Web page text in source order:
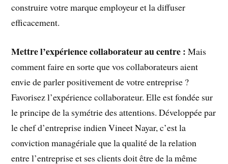
construire votre marque employeur et la diffuser
efficacement.
Mettre l’expérience collaborateur au centre :Mais
comment faire en sorte que vos collaborateurs aient
envie de parler positivement de votre entreprise ?
Favorisez l’expérience collaborateur. Elle est fondée sur
le principe de la symétrie des attentions. Développée par
le chef d’entreprise indien Vineet Nayar, c’est la
conviction managériale que la qualité de la relation
entre l’entreprise et ses clients doit être de la même